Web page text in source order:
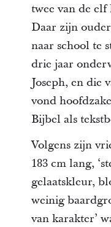
twee van de
Daar zijn
naar school te
drie jaar
Joseph, en die
vond
Bijbel als
Volgens zijn
183 cm lang,
gelaatskleur,
weinig
van karakter’